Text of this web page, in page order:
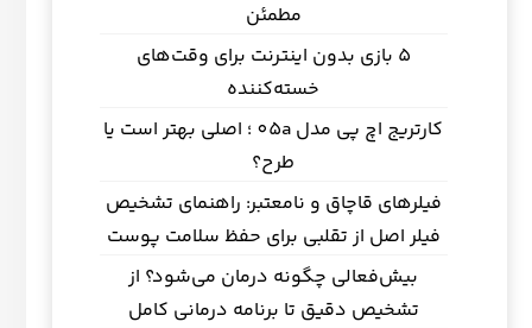
مطمئن
5 بازی بدون اینترنت برای وقت‌های
خسته‌کننده
کارتریج اچ پی مدل 05a ؛ اصلی بهتر است یا
طرح؟
فیلرهای قاچاق و نامعتبر: راهنمای تشخیص
فیلر اصل از تقلبی برای حفظ سلامت پوست
بیش‌فعالی چگونه درمان می‌شود؟ از
تشخیص دقیق تا برنامه درمانی کامل